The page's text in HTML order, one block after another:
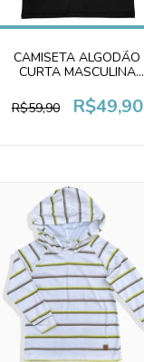
CAMISETA ALGODÃO
CURTA MASCULINA
MUNDO
R$59,90 R$49,90